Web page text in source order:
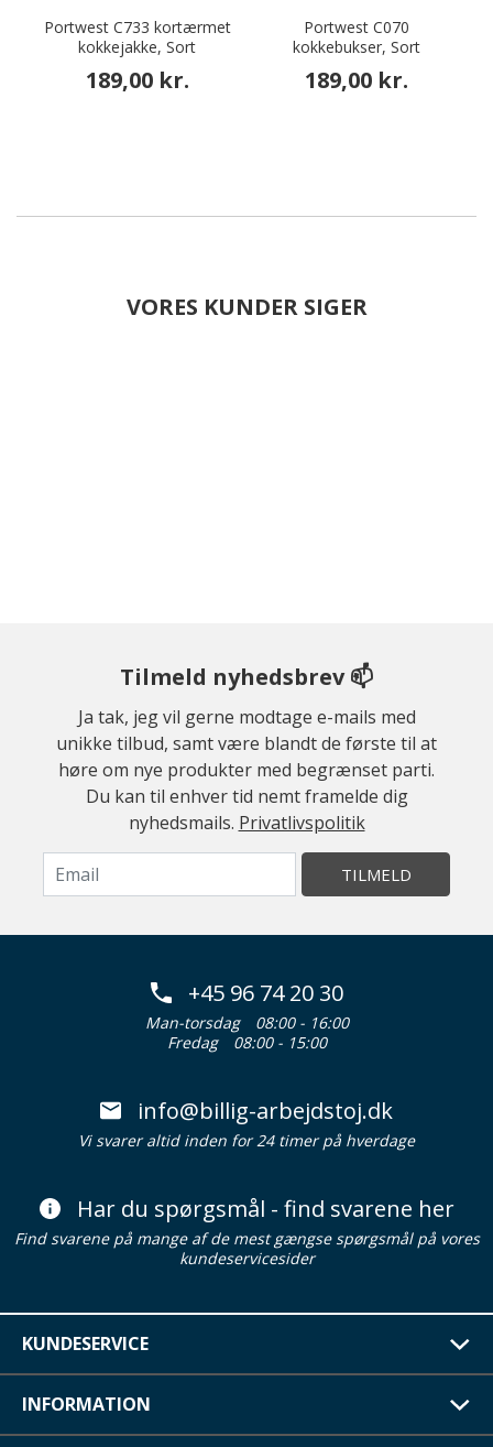
Portwest C733 kortærmet
kokkejakke, Sort
189,00 kr.
Portwest C070
kokkebukser, Sort
189,00 kr.
VORES KUNDER SIGER
Tilmeld nyhedsbrev 📫
Ja tak, jeg vil gerne modtage e-mails med
unikke tilbud, samt være blandt de første til at
høre om nye produkter med begrænset parti.
Du kan til enhver tid nemt framelde dig
nyhedsmails. Privatlivspolitik
TILMELD
+45 96 74 20 30
Man-torsdag
08:00 - 16:00
Fredag
08:00 - 15:00
info@billig-arbejdstoj.dk
Vi svarer altid inden for 24 timer på hverdage
Har du spørgsmål - find svarene her
Find svarene på mange af de mest gængse spørgsmål på vores
kundeservicesider
KUNDESERVICE
INFORMATION